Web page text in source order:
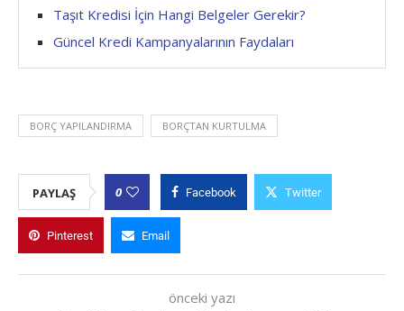
Taşıt Kredisi İçin Hangi Belgeler Gerekir?
Güncel Kredi Kampanyalarının Faydaları
BORÇ YAPILANDIRMA BORÇTAN KURTULMA
PAYLAŞ 0 Facebook Twitter
Pinterest Email
önceki yazı